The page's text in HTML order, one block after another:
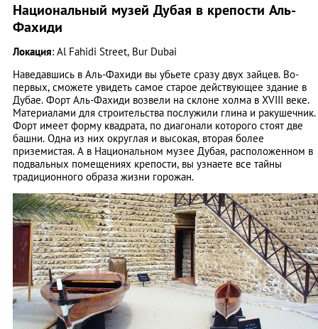
Национальный музей Дубая в крепости Аль-
Фахиди
Локация: Al Fahidi Street, Bur Dubai
Наведавшись в Аль-Фахиди вы убьете сразу двух зайцев. Во-
первых, сможете увидеть самое старое действующее здание в
Дубае. Форт Аль-Фахиди возвели на склоне холма в XVIII веке.
Материалами для строительства послужили глина и ракушечник.
Форт имеет форму квадрата, по диагонали которого стоят две
башни. Одна из них округлая и высокая, вторая более
приземистая. А в Национальном музее Дубая, расположенном в
подвальных помещениях крепости, вы узнаете все тайны
традиционного образа жизни горожан.